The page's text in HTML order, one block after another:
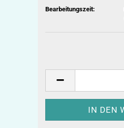
Bearbeitungszeit: